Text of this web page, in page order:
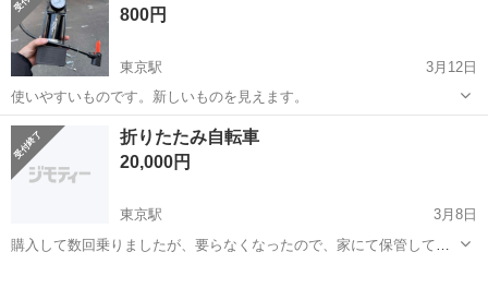
800円
東京駅
3月12日
使いやすいものです。新しいものを見えます。
東京 東京駅 折りたたみ自転車
折りたたみ自転車
20,000円
東京駅
3月8日
購入して数回乗りましたが、要らなくなったので、家にて保管してま